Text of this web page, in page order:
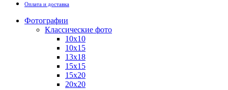
Оплата и доставка
Фотографии
Классические фото
10х10
10х15
13х18
15х15
15х20
20х20